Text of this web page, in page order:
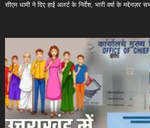
सीएम धामी ने दिए हाई अलर्ट के निर्देश, भारी वर्षा के मद्देनज़र